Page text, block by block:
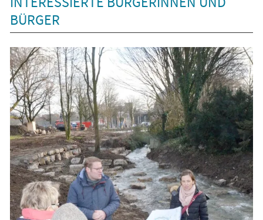
BÜRGER